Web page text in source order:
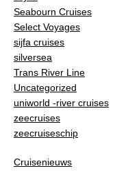
Seabourn Cruises
Select Voyages
sijfa cruises
silversea
Trans River Line
Uncategorized
uniworld -river cruises
zeecruises
zeecruiseschip
Cruisenieuws